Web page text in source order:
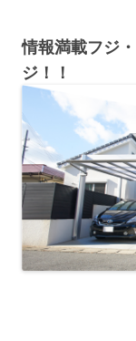
情報満載フジ
ジ！！